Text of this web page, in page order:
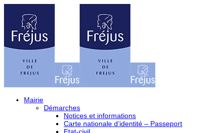
Mairie
Démarches
Notices et informations
Carte nationale d’identité – Passeport